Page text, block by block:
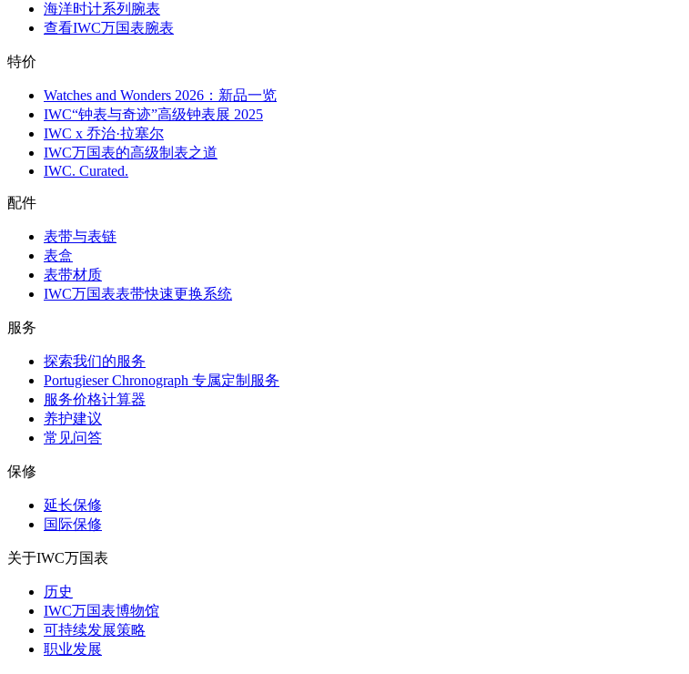
海洋时计系列腕表
查看IWC万国表腕表
特价
Watches and Wonders 2026：新品一览
IWC“钟表与奇迹”高级钟表展 2025
IWC x 乔治·拉塞尔
IWC万国表的高级制表之道
IWC. Curated.
配件
表带与表链
表盒
表带材质
IWC万国表表带快速更换系统
服务
探索我们的服务
Portugieser Chronograph 专属定制服务
服务价格计算器
养护建议
常见问答
保修
延长保修
国际保修
关于IWC万国表
历史
IWC万国表博物馆
可持续发展策略
职业发展